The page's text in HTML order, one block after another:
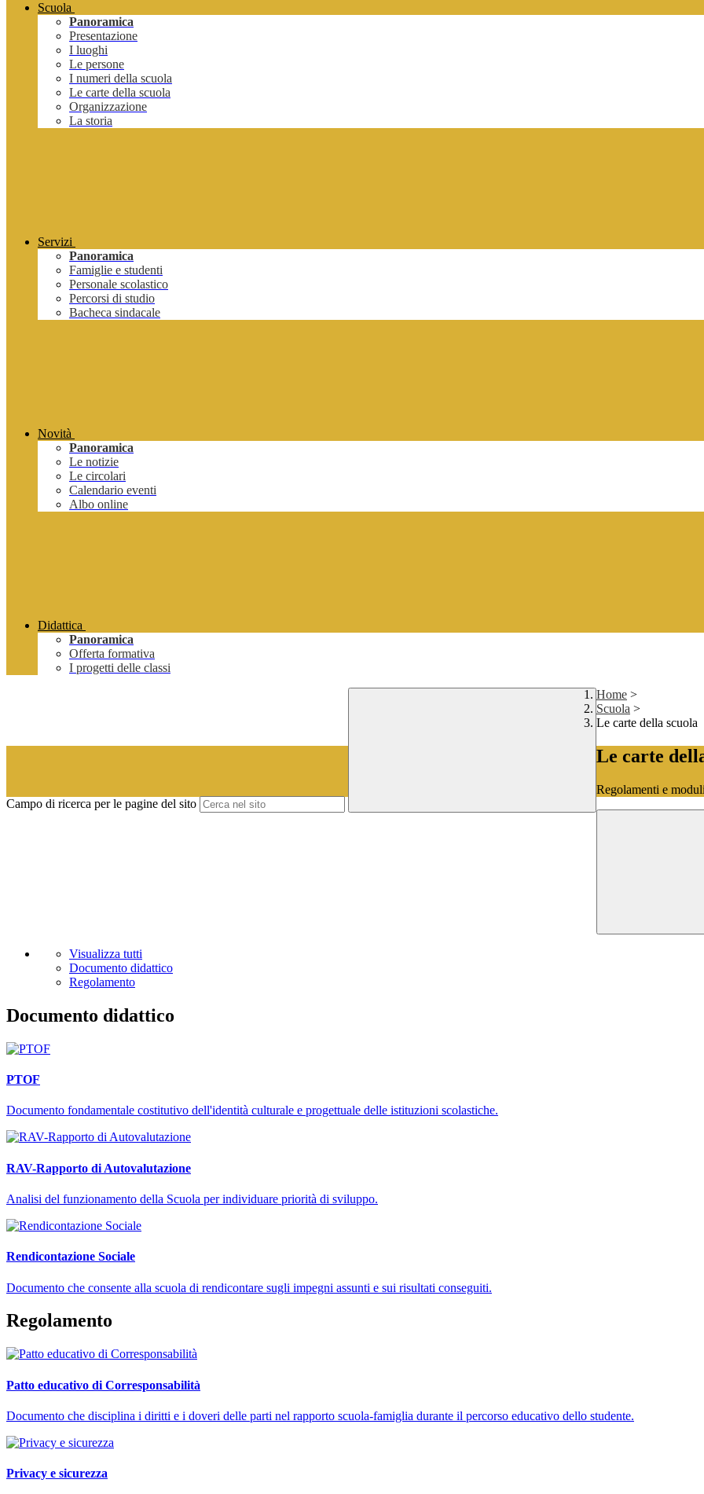
Scuola
Panoramica
Presentazione
I luoghi
Le persone
I numeri della scuola
Le carte della scuola
Organizzazione
La storia
Servizi
Panoramica
Famiglie e studenti
Personale scolastico
Percorsi di studio
Bacheca sindacale
Novità
Panoramica
Le notizie
Le circolari
Calendario eventi
Albo online
Didattica
Panoramica
Offerta formativa
I progetti delle classi
Campo di ricerca per le pagine del sito
Home >
Scuola >
Le carte della scuola
Le carte
Regolamenti e
Visualizza tutti
Documento didattico
Regolamento
Documento didattico
PTOF
Documento fondamentale costitutivo dell'identità culturale e progettuale delle istituzioni scolastiche.
RAV-Rapporto di Autovalutazione
Analisi del funzionamento della Scuola per individuare priorità di sviluppo.
Rendicontazione Sociale
Documento che consente alla scuola di rendicontare sugli impegni assunti e sui risultati conseguiti.
Regolamento
Patto educativo di Corresponsabilità
Documento che disciplina i diritti e i doveri delle parti nel rapporto scuola-famiglia durante il percorso educativo dello studente.
Privacy e sicurezza